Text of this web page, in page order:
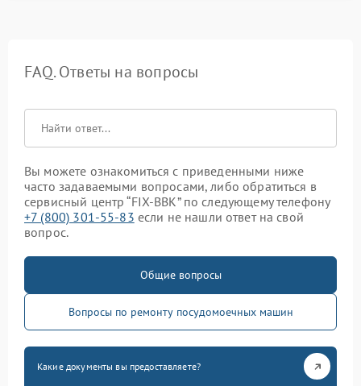
FAQ. Ответы на вопросы
Вы можете ознакомиться с приведенными ниже
часто задаваемыми вопросами, либо обратиться в
сервисный центр “FIX-BBK” по следующему телефону
+7 (800) 301-55-83 если не нашли ответ на свой
вопрос.
Общие вопросы
Вопросы по ремонту посудомоечных машин
Какие документы вы предоставляете?